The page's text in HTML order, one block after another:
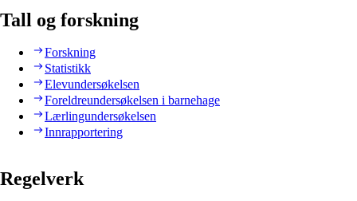
Tall og forskning
Forskning
Statistikk
Elevundersøkelsen
Foreldreundersøkelsen i barnehage
Lærlingundersøkelsen
Innrapportering
Regelverk